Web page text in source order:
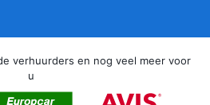
verhuurders en nog veel meer voor
u